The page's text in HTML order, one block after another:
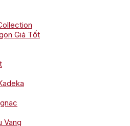
Giá Tốt
Vang